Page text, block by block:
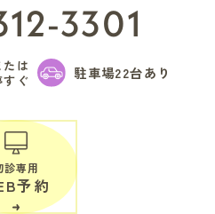
3301
は
すぐ
駐車場22台あり
診専用
予約